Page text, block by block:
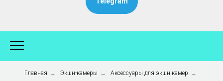
Главная → Экшн-камеры → Аксессуары для экшн камер →